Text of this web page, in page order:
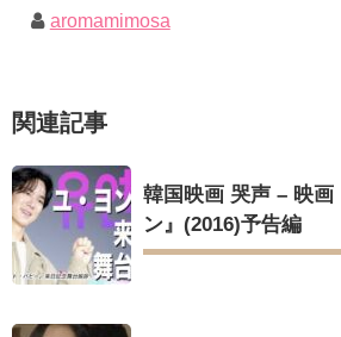
キングを一部公開（DVD-SET2特典映像より
幻の王女チャミョンゴ エンディング
か」出演で話題 Big News TV
Powered by livedoor 相互RSS
aromamimosa
関連記事
韓国映画 哭声 – 映画
ン』(2016)予告編